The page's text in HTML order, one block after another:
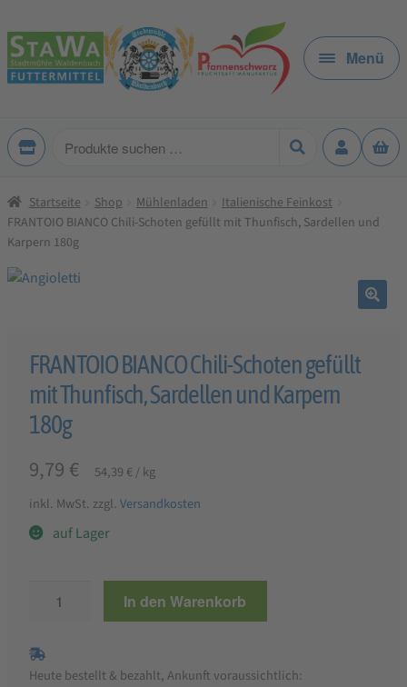
Zur
Navigation
springen
Zum
Inhalt
springen
Menü
Produkte
Startseite Shop Mühlenladen
Italienische Feinkost
FRANTOIO BIANCO Chili-Schoten gefüllt mit Thunfisch, Sardellen und
Karpern 180g
FRANTOIO BIANCO Chili-Schoten gefüllt
mit Thunfisch, Sardellen und Karpern
180g
9,79 € 54,39 €/kg
inkl. MwSt. zzgl. Versandkosten
auf Lager
BIANCO
Schoten
gefüllt
In den Warenkorb
Heute bestellt & bezahlt, Ankunft voraussichtlich: